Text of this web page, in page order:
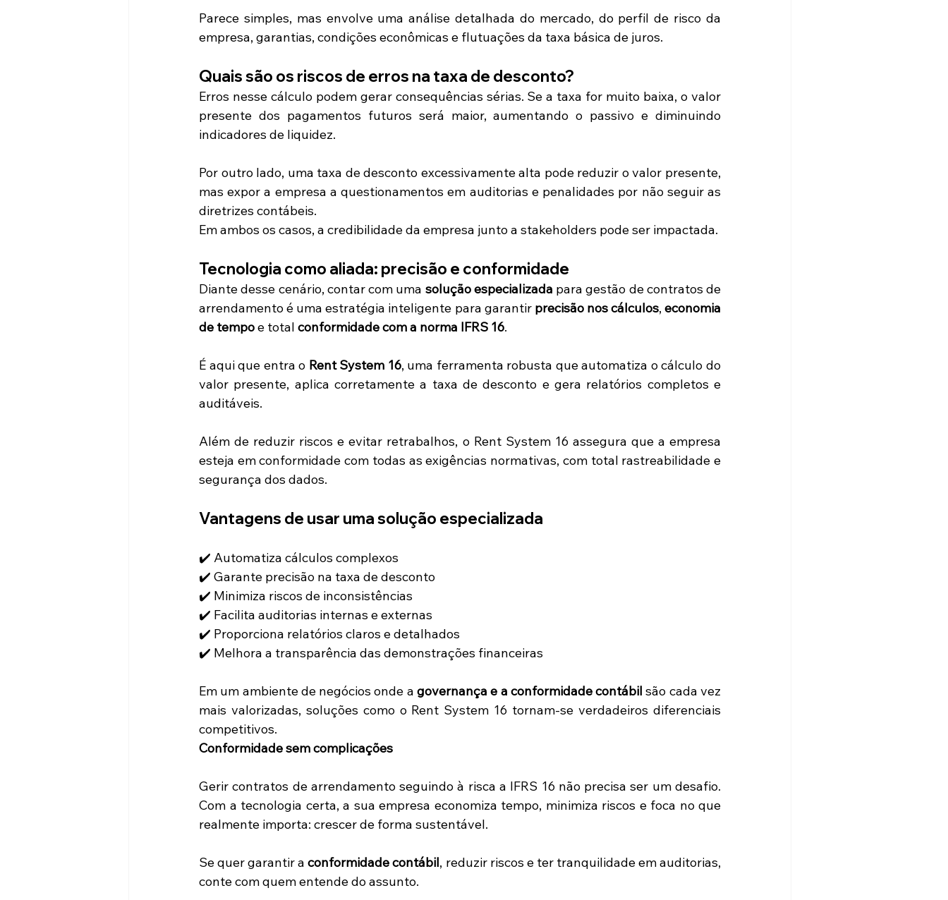
Parece simples, mas envolve uma análise detalhada do mercado, do perfil de risco da
empresa, garantias, condições econômicas e flutuações da taxa básica de juros.
Quais são os riscos de erros na taxa de desconto?
Erros nesse cálculo podem gerar consequências sérias. Se a taxa for muito baixa, o valor
presente dos pagamentos futuros será maior, aumentando o passivo e diminuindo
indicadores de liquidez.
Por outro lado, uma taxa de desconto excessivamente alta pode reduzir o valor presente,
mas expor a empresa a questionamentos em auditorias e penalidades por não seguir as
diretrizes contábeis.
Em ambos os casos, a credibilidade da empresa junto a stakeholders pode ser impactada.
Tecnologia como aliada: precisão e conformidade
Diante desse cenário, contar com uma solução especializada para gestão de contratos de
arrendamento é uma estratégia inteligente para garantir precisão nos cálculos, economia
de tempo e total conformidade com a norma IFRS 16.
É aqui que entra o Rent System 16, uma ferramenta robusta que automatiza o cálculo do
valor presente, aplica corretamente a taxa de desconto e gera relatórios completos e
auditáveis.
Além de reduzir riscos e evitar retrabalhos, o Rent System 16 assegura que a empresa
esteja em conformidade com todas as exigências normativas, com total rastreabilidade e
segurança dos dados.
Vantagens de usar uma solução especializada
✔️ Automatiza cálculos complexos
✔️ Garante precisão na taxa de desconto
✔️ Minimiza riscos de inconsistências
✔️ Facilita auditorias internas e externas
✔️ Proporciona relatórios claros e detalhados
✔️ Melhora a transparência das demonstrações financeiras
Em um ambiente de negócios onde a governança e a conformidade contábil são cada vez
mais valorizadas, soluções como o Rent System 16 tornam-se verdadeiros diferenciais
competitivos.
Conformidade sem complicações
Gerir contratos de arrendamento seguindo à risca a IFRS 16 não precisa ser um desafio.
Com a tecnologia certa, a sua empresa economiza tempo, minimiza riscos e foca no que
realmente importa: crescer de forma sustentável.
Se quer garantir a conformidade contábil, reduzir riscos e ter tranquilidade em auditorias,
conte com quem entende do assunto.